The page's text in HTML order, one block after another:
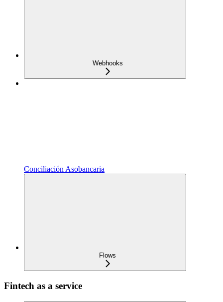
Webhooks
Conciliación Asobancaria
Flows
Fintech as a service